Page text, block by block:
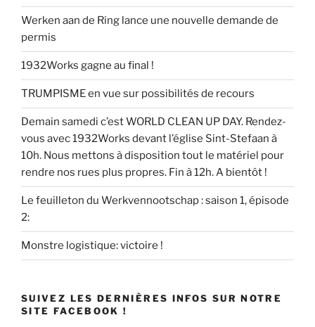
Werken aan de Ring lance une nouvelle demande de
permis
1932Works gagne au final !
TRUMPISME en vue sur possibilités de recours
Demain samedi c’est WORLD CLEAN UP DAY. Rendez-
vous avec 1932Works devant l’église Sint-Stefaan à
10h. Nous mettons à disposition tout le matériel pour
rendre nos rues plus propres. Fin à 12h. A bientôt !
Le feuilleton du Werkvennootschap : saison 1, épisode
2:
Monstre logistique: victoire !
SUIVEZ LES DERNIÈRES INFOS SUR NOTRE
SITE FACEBOOK !